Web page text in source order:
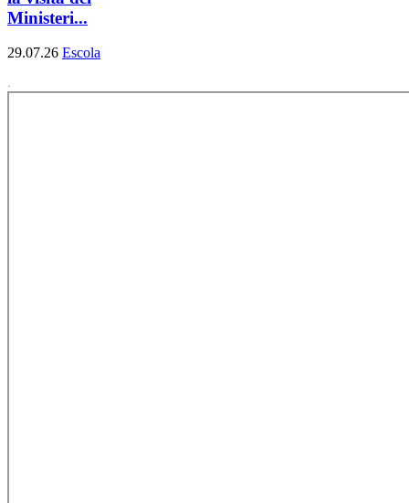
Ministeri...
29.07.26 Escola